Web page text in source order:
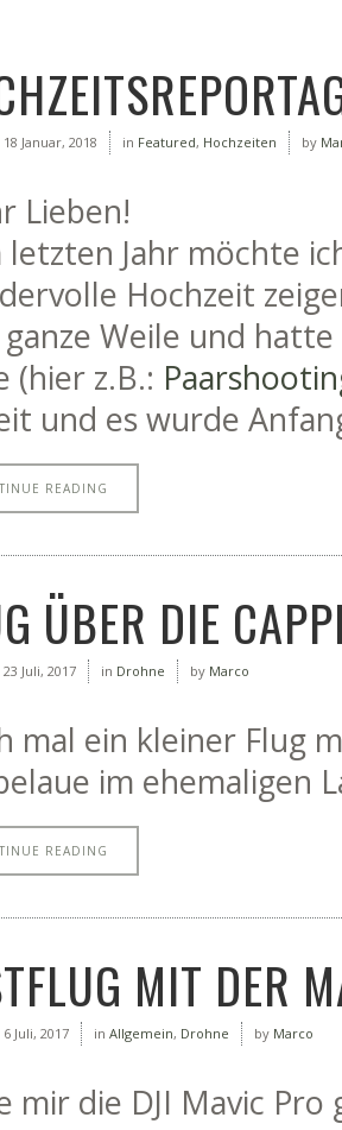
18 Januar, 2018 in Featured, Hochzeiten by
Lieben!
letzten Jahr möchte
Hochzeit
Weile und
(hier z.B.:
und es wurde
READING
ÜBER DIE
23 Juli, 2017 in Drohne by Marco
mal ein kleiner Flug
im ehemaligen
READING
MIT DER
6 Juli, 2017 in Allgemein, Drohne by Marco
mir die DJI Mavic